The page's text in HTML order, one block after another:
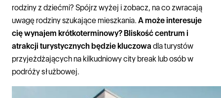
rodziny z dziećmi? Spójrz wyżej i zobacz, na co zwracają
uwagę rodziny szukające mieszkania. A może interesuje
cię wynajem krótkoterminowy? Bliskość centrum i
atrakcji turystycznych będzie kluczowa dla turystów
przyjeżdżających na kilkudniowy city break lub osób w
podróży służbowej.